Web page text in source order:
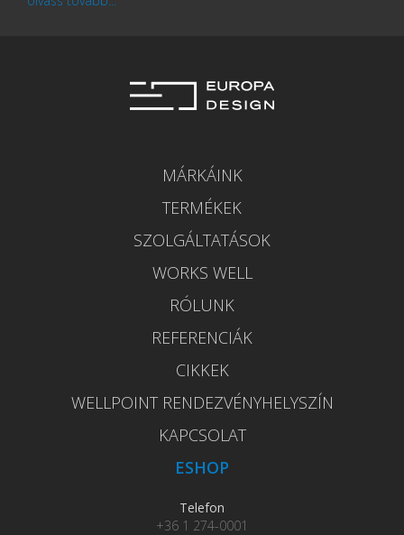
MÁRKÁINK
TERMÉKEK
SZOLGÁLTATÁSOK
WORKS WELL
RÓLUNK
REFERENCIÁK
CIKKEK
WELLPOINT RENDEZVÉNYHELYSZÍN
KAPCSOLAT
ESHOP
Telefon
+36 1 274-0001